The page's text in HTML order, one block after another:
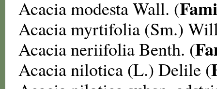
Acacia modestaWall. (
Acacia myrtifolia (Sm.)
Acacia neriifoliaBenth. (
Acacia nilotica (L.) Delile (